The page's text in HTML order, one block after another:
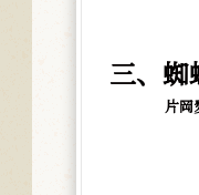
三、蜘
片岡